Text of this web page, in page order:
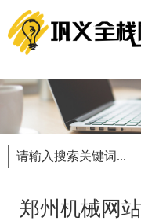
郑州机械网